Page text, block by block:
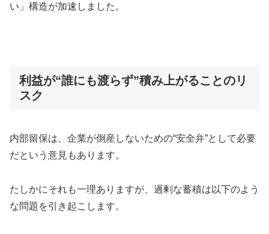
い」構造が加速しました。
利益が“誰にも渡らず”積み上がることのリ
スク
内部留保は、企業が倒産しないための“安全弁”として必要
だという意見もあります。
たしかにそれも一理ありますが、過剰な蓄積は以下のよう
な問題を引き起こします。